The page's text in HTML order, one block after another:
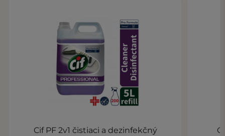
Cif PF 2v1 čistiaci a dezinfekčný